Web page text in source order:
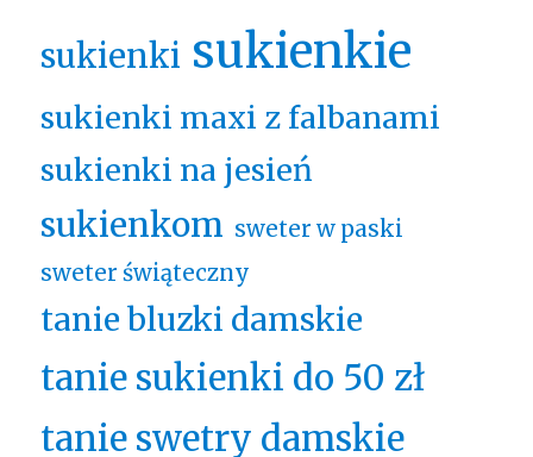
sukienki sukienkie
sukienki maxi z falbanami
sukienki na jesień
sukienkom sweter w paski
sweter świąteczny
tanie bluzki damskie
tanie sukienki do 50 zł
tanie swetry damskie